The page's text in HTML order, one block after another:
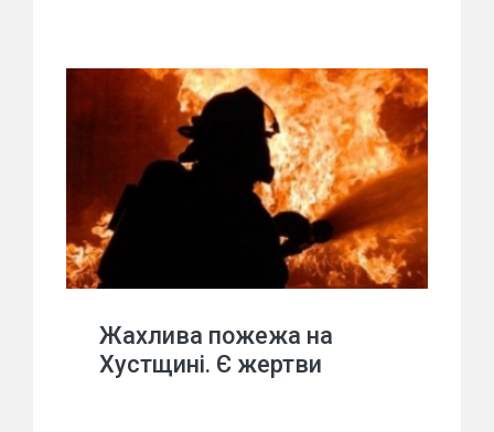
Жахлива пожежа на
Хустщині. Є жертви